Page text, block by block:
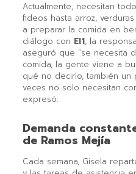
Actualmente, necesitan
fideos hasta arroz,
a preparar la comida en
diálogo con El1, la
aseguró que “se necesita
comida, la gente viene a
qué no decirlo, también un
veces no solo necesitan
expresó.
Demanda
de Ramos Mejía
Cada semana, Gisela